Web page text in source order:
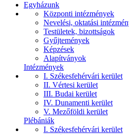
Egyházunk
Központi intézmények
Nevelési, oktatási
Testületek, bizottságok
Gyűjtemények
Képzések
Alapítványok
Intézmények
I. Székesfehérvári kerület
II. Vértesi kerület
III. Budai kerület
IV. Dunamenti kerület
V. Mezőföldi kerület
Plébániák
I. Székesfehérvári kerület